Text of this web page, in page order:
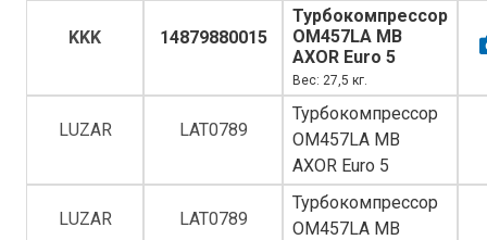
KKK 14879880015
Турбокомпрессор
OM457LA MB
AXOR Euro 5
Вес: 27,5 кг.
LUZAR LAT0789
Турбокомпрессор
OM457LA MB
AXOR Euro 5
LUZAR LAT0789
Турбокомпрессор
OM457LA MB